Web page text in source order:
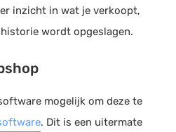
inzicht in wat je verkoopt,
wordt opgeslagen.
mogelijk om deze te
. Dit is een uitermate